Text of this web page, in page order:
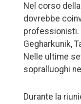
Nel corso
dovrebbe
professionisti.
Gegharkunik,
Nelle ultime
sopralluoghi
Durante la